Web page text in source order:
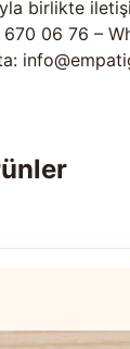
birlikte
670 06 76 –